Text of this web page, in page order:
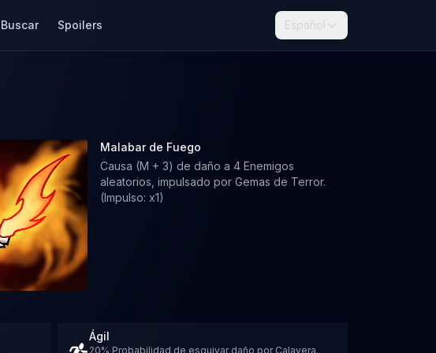
Buscar Spoilers Español
Malabar de Fuego
Causa (M + 3) de daño a 4 Enemigos
aleatorios, impulsado por Gemas de Terror.
(Impulso: x1)
Ágil
20% Probabilidad de esquivar daño por Calavera.